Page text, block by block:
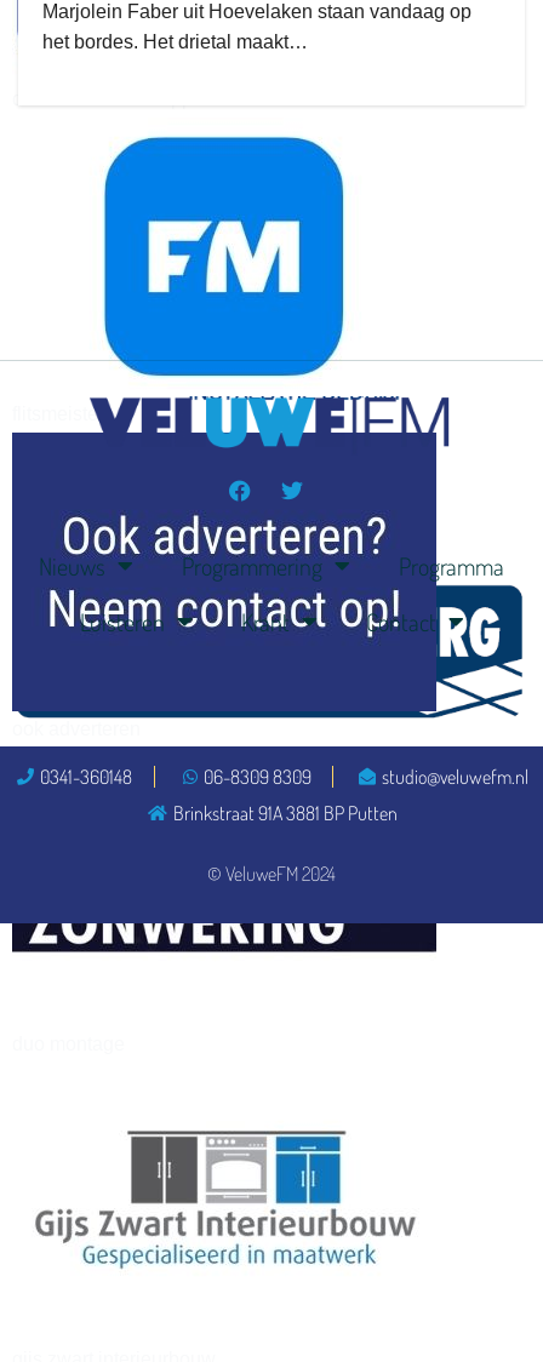
delangekortland
flitsmeister
Marjolein Faber uit Hoevelaken staan vandaag op
het bordes. Het drietal maakt…
Nieuws Programmering
Programma
Luisteren
Krant Contact
© VeluweFM 2024
0341-360148 06-8309 8309
studio@veluwefm.nl
Brinkstraat 91A 3881 BP Putten